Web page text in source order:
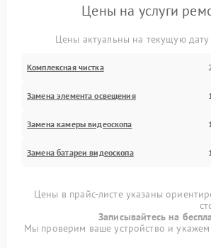
Цены на услуги
Цены актуальны на текущую
Комплексная чистка
Замена элемента освещения
Замена камеры видеоскопа
Замена батареи видеоскопа
Цены в прайс-листе указаны
Записывайтесь на
Мы проверим ваше устройство и укажем